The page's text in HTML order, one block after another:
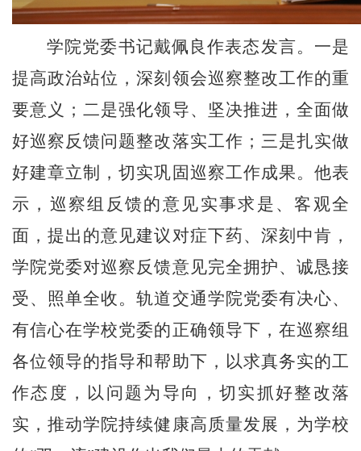
学院党委书记戴佩良作表态发言。一是
提高政治站位，深刻领会巡察整改工作的重
要意义；二是强化领导、坚决推进，全面做
好巡察反馈问题整改落实工作；三是扎实做
好建章立制，切实巩固巡察工作成果。他表
示，巡察组反馈的意见实事求是、客观全
面，提出的意见建议对症下药、深刻中肯，
学院党委对巡察反馈意见完全拥护、诚恳接
受、照单全收。轨道交通学院党委有决心、
有信心在学校党委的正确领导下，在巡察组
各位领导的指导和帮助下，以求真务实的工
作态度，以问题为导向，切实抓好整改落
实，推动学院持续健康高质量发展，为学校